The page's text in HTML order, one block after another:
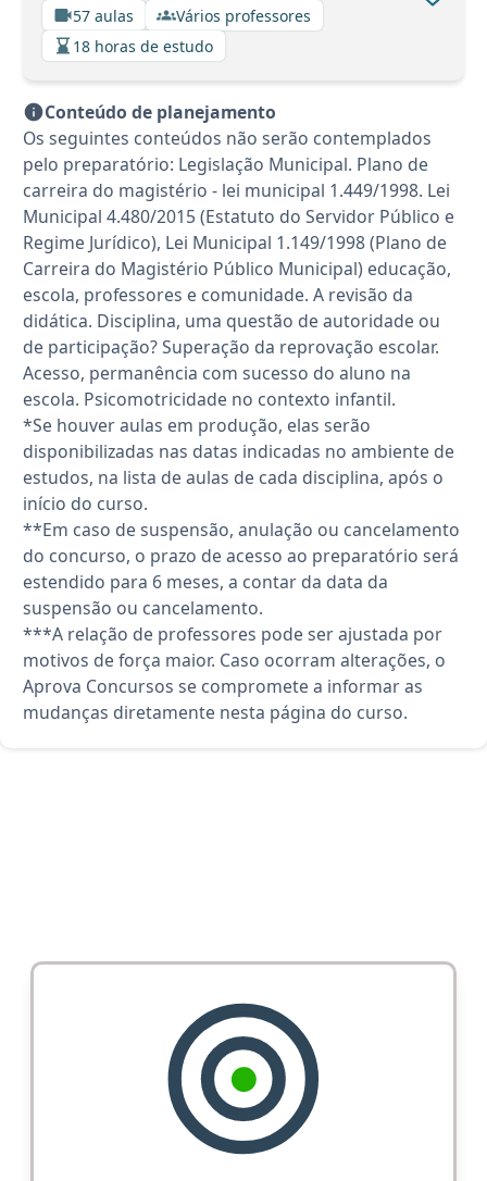
57 aulas
Vários professores
18 horas de estudo
Conteúdo de planejamento
Os seguintes conteúdos não serão contemplados
pelo preparatório: Legislação Municipal. Plano de
carreira do magistério - lei municipal 1.449/1998. Lei
Municipal 4.480/2015 (Estatuto do Servidor Público e
Regime Jurídico), Lei Municipal 1.149/1998 (Plano de
Carreira do Magistério Público Municipal) educação,
escola, professores e comunidade. A revisão da
didática. Disciplina, uma questão de autoridade ou
de participação? Superação da reprovação escolar.
Acesso, permanência com sucesso do aluno na
escola. Psicomotricidade no contexto infantil.
*Se houver aulas em produção, elas serão
disponibilizadas nas datas indicadas no ambiente de
estudos, na lista de aulas de cada disciplina, após o
início do curso.
**Em caso de suspensão, anulação ou cancelamento
do concurso, o prazo de acesso ao preparatório será
estendido para 6 meses, a contar da data da
suspensão ou cancelamento.
***A relação de professores pode ser ajustada por
motivos de força maior. Caso ocorram alterações, o
Aprova Concursos se compromete a informar as
mudanças diretamente nesta página do curso.